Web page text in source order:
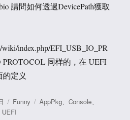
請問如何透過DevicePath獲取
index.php/EFI_USB_IO_PR
同样的，在 UEFI
的定义
分
类
Funny
标
AppPkg 、Console
UEFI